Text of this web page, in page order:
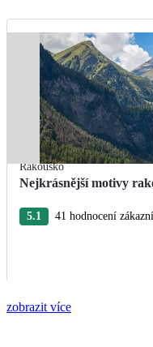
Rakousko
Nejkrásnější motivy
5.1 41 hodnocení
zobrazit více